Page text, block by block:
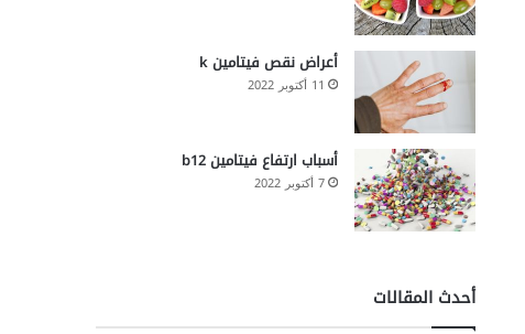
أعراض نقص فيتامين k
11 أكتوبر 2022
أسباب ارتفاع فيتامين b12
7 أكتوبر 2022
أحدث المقالات